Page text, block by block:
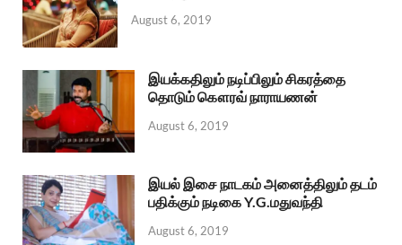
August 6, 2019
இயக்கதிலும் நடிப்பிலும் சிகரத்தை
தொடும் கௌரவ் நாராயணன்
August 6, 2019
இயல் இசை நாடகம் அனைத்திலும் தடம்
பதிக்கும் நடிகை Y.G.மதுவந்தி
August 6, 2019